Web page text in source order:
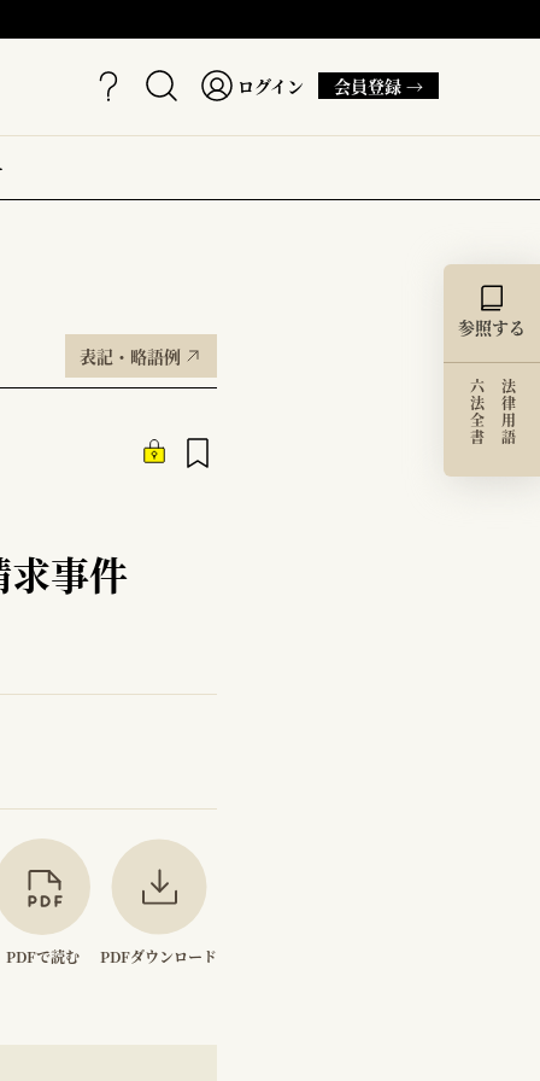
ログイン 会員登録 →
表記・略語例
事件
PDFで読む PDFダウンロード
参照する
法律用語
六法全書